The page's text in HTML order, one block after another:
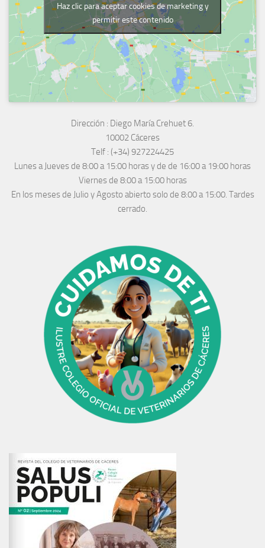
Haz clic para aceptar cookies de marketing y
permitir este contenido
Dirección : Diego María Crehuet 6.
10002 Cáceres
Telf : (+34) 927224425
Lunes a Jueves de 8:00 a 15:00 horas y de de 16:00 a 19:00 horas
Viernes de 8:00 a 15:00 horas
En los meses de Julio y Agosto abierto solo de 8:00 a 15:00. Tardes
cerrado.